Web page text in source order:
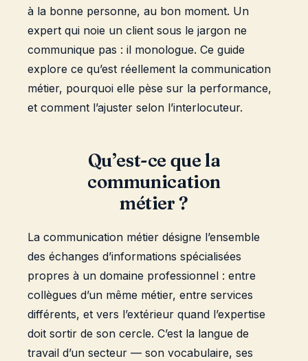
à la bonne personne, au bon moment. Un
expert qui noie un client sous le jargon ne
communique pas : il monologue. Ce guide
explore ce qu’est réellement la communication
métier, pourquoi elle pèse sur la performance,
et comment l’ajuster selon l’interlocuteur.
Qu’est-ce que la
communication
métier ?
La communication métier désigne l’ensemble
des échanges d’informations spécialisées
propres à un domaine professionnel : entre
collègues d’un même métier, entre services
différents, et vers l’extérieur quand l’expertise
doit sortir de son cercle. C’est la langue de
travail d’un secteur — son vocabulaire, ses